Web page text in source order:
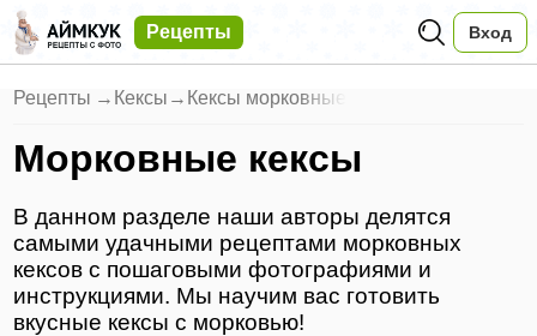
Рецепты Вход
Рецепты → Кексы → Кексы морковные
Морковные кексы
В данном разделе наши авторы делятся
самыми удачными рецептами морковных
кексов с пошаговыми фотографиями и
инструкциями. Мы научим вас готовить
вкусные кексы с морковью!